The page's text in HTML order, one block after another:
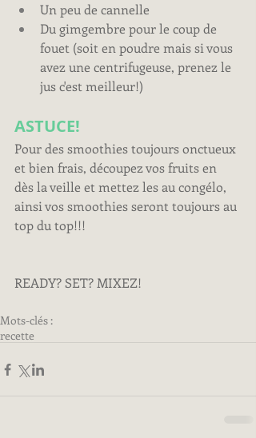
Un peu de cannelle
Du gimgembre pour le coup de
fouet (soit en poudre mais si vous
avez une centrifugeuse, prenez le
jus c'est meilleur!)
ASTUCE!
Pour des smoothies toujours onctueux
et bien frais, découpez vos fruits en
dès la veille et mettez les au congélo,
ainsi vos smoothies seront toujours au
top du top!!!
READY? SET? MIXEZ!
Mots-clés :
recette